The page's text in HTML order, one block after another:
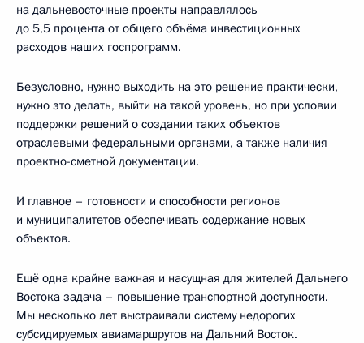
на дальневосточные проекты направлялось
до 5,5 процента от общего объёма инвестиционных
расходов наших госпрограмм.
Безусловно, нужно выходить на это решение практически,
нужно это делать, выйти на такой уровень, но при условии
поддержки решений о создании таких объектов
отраслевыми федеральными органами, а также наличия
проектно-сметной документации.
И главное – готовности и способности регионов
и муниципалитетов обеспечивать содержание новых
объектов.
Ещё одна крайне важная и насущная для жителей Дальнего
Востока задача – повышение транспортной доступности.
Мы несколько лет выстраивали систему недорогих
субсидируемых авиамаршрутов на Дальний Восток.